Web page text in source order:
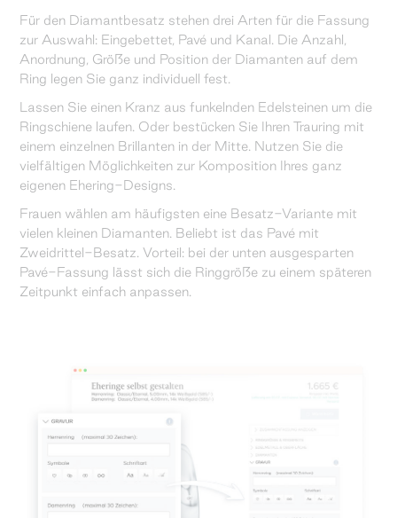
Für den Diamantbesatz stehen drei Arten für die Fassung
zur Auswahl: Eingebettet, Pavé und Kanal. Die Anzahl,
Anordnung, Größe und Position der Diamanten auf dem
Ring legen Sie ganz individuell fest.
Lassen Sie einen Kranz aus funkelnden Edelsteinen um die
Ringschiene laufen. Oder bestücken Sie Ihren Trauring mit
einem einzelnen Brillanten in der Mitte. Nutzen Sie die
vielfältigen Möglichkeiten zur Komposition Ihres ganz
eigenen Ehering-Designs.
Frauen wählen am häufigsten eine Besatz-Variante mit
vielen kleinen Diamanten. Beliebt ist das Pavé mit
Zweidrittel-Besatz. Vorteil: bei der unten ausgesparten
Pavé-Fassung lässt sich die Ringgröße zu einem späteren
Zeitpunkt einfach anpassen.